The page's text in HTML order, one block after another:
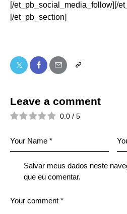
[/et_pb_social_media_follow][/
[/et_pb_section]
Leave a comment
0.0 / 5
Salvar meus dados neste
que eu comentar.